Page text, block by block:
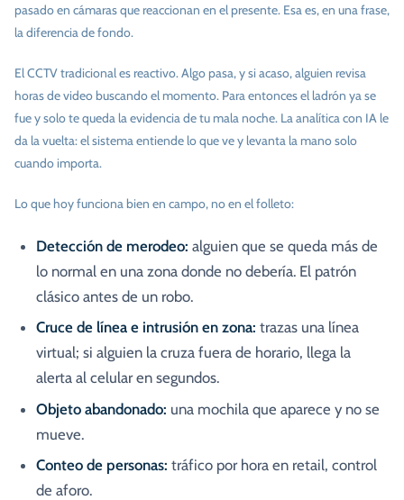
pasado en cámaras que reaccionan en el presente. Esa es, en una frase,
la diferencia de fondo.
El CCTV tradicional es reactivo. Algo pasa, y si acaso, alguien revisa
horas de video buscando el momento. Para entonces el ladrón ya se
fue y solo te queda la evidencia de tu mala noche. La analítica con IA le
da la vuelta: el sistema entiende lo que ve y levanta la mano solo
cuando importa.
Lo que hoy funciona bien en campo, no en el folleto:
Detección de merodeo: alguien que se queda más de
lo normal en una zona donde no debería. El patrón
clásico antes de un robo.
Cruce de línea e intrusión en zona: trazas una línea
virtual; si alguien la cruza fuera de horario, llega la
alerta al celular en segundos.
Objeto abandonado: una mochila que aparece y no se
mueve.
Conteo de personas: tráfico por hora en retail, control
de aforo.